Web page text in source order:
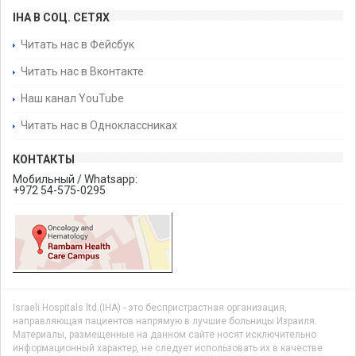
IHA В СОЦ. СЕТЯХ
Читать нас в Фейсбук
Читать нас в Вконтакте
Наш канал YouTube
Читать нас в Одноклассниках
КОНТАКТЫ
Мобильный / Whatsapp:
+972 54-575-0295
Israeli Hospitals ltd.(IHA) - это беспристрастная организация,
направляющая пациентов напрямую в лучшие больницы Израиля.
Материалы, размещенные на данном сайте носят исключительно
информационный характер, не следует использовать их в качестве